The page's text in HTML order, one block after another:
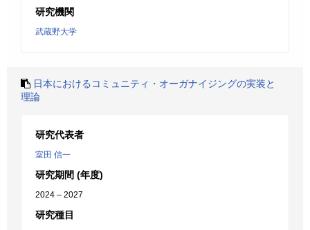
研究機関
武蔵野大学
日本におけるコミュニティ・オーガナイジングの実装と
理論
研究代表者
室田 信一
研究期間 (年度)
2024 – 2027
研究種目